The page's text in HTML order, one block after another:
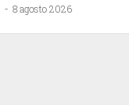
- 8 agosto 2026